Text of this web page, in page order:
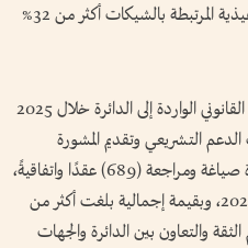
مطالبات تنفيذ الأحكام والسندات التنفيذية المرتبطة بالشيكات أكثر من 32%
وأشار التقرير إلى أن عدد طلبات الدعم القانوني الواردة إلى الدائرة خلال 2025
الدعم التشريعي وتقديم المشورة
القانونية وإبداء الرأي، كما أنجزت الدائرة صياغة ومراجعة (689) عقدًا واتفاقيةً،
بنسبة زيادة تجاوزت 5% مقارنة بعام 2024، وبقيمة إجمالية بلغت أكثر من
والتعاون بين الدائرة والجهات